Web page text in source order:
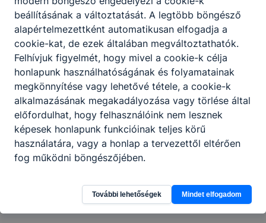
Facebook link
GALÉRIA
Nyelvkaland
beállításának a változtatását. A legtöbb böngésző
alapértelmezettként automatikusan elfogadja a
cookie-kat, de ezek általában megváltoztathatók.
Felhívjuk figyelmét, hogy mivel a cookie-k célja
honlapunk használhatóságának és folyamatainak
megkönnyítése vagy lehetővé tétele, a cookie-k
alkalmazásának megakadályozása vagy törlése által
előfordulhat, hogy felhasználóink nem lesznek
képesek honlapunk funkcióinak teljes körű
használatára, vagy a honlap a tervezettől eltérően
fog működni böngészőjében.
További lehetőségek Mindet elfogadom